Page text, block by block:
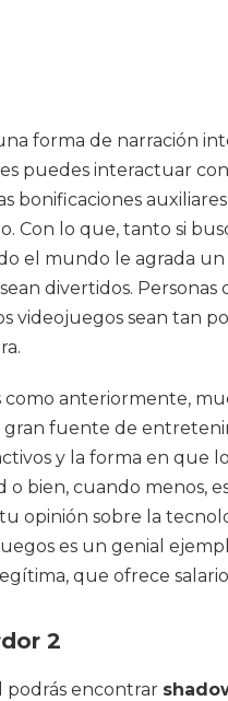
forma de narración
interactuar
bonificaciones
Con lo que, tanto si
el mundo le agrada
divertidos.
videojuegos sean tan
anteriormente,
fuente de
y la forma en
bien, cuando menos,
opinión sobre la
es un genial
que ofrece
2
podrás encontrar